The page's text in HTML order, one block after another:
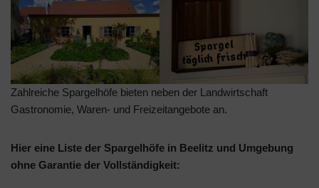
Zahlreiche Spargelhöfe bieten neben der Landwirtschaft
Gastronomie, Waren- und Freizeitangebote an.
Hier eine Liste der Spargelhöfe in Beelitz und Umgebung
ohne Garantie der Vollständigkeit: